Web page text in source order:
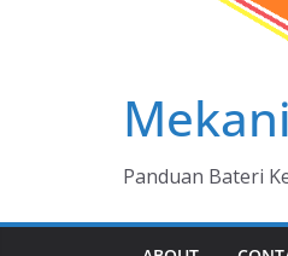
Panduan Bateri